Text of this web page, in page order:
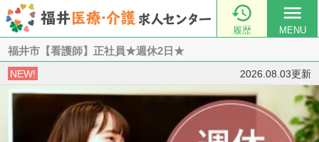

履歴
menu
MENU
福井市【看護師】正社員★週休2日★
NEW! 2026.08.03更新